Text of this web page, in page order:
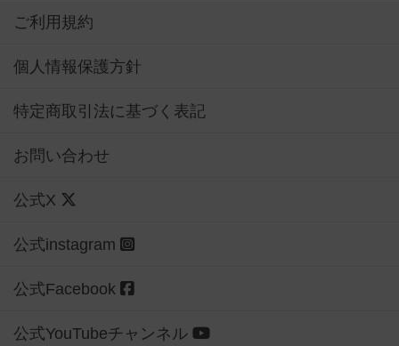
ご利用規約
個人情報保護方針
特定商取引法に基づく表記
お問い合わせ
公式X
公式instagram
公式Facebook
公式YouTubeチャンネル